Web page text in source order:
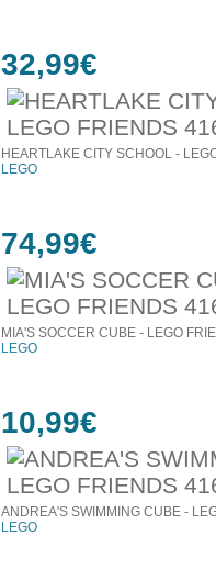
32,99€
HEARTLAKE CITY SCHOOL -
LEGO
74,99€
MIA'S SOCCER CUBE - LEGO
LEGO
10,99€
ANDREA'S SWIMMING CUBE -
LEGO